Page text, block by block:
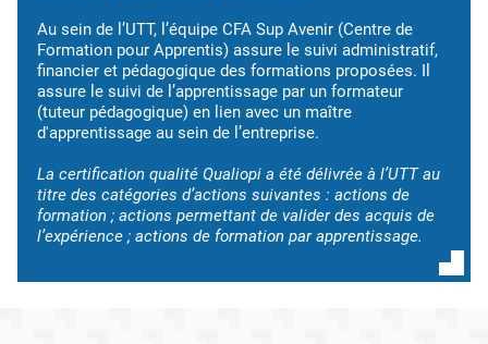
Au sein de l’UTT, l’équipe CFA Sup Avenir (Centre de
Formation pour Apprentis) assure le suivi administratif,
financier et pédagogique des formations proposées. Il
assure le suivi de l’apprentissage par un formateur
(tuteur pédagogique) en lien avec un maître
d'apprentissage au sein de l’entreprise.
La certification qualité Qualiopi a été délivrée à l’UTT au
titre des catégories d’actions suivantes : actions de
formation ; actions permettant de valider des acquis de
l’expérience ; actions de formation par apprentissage.